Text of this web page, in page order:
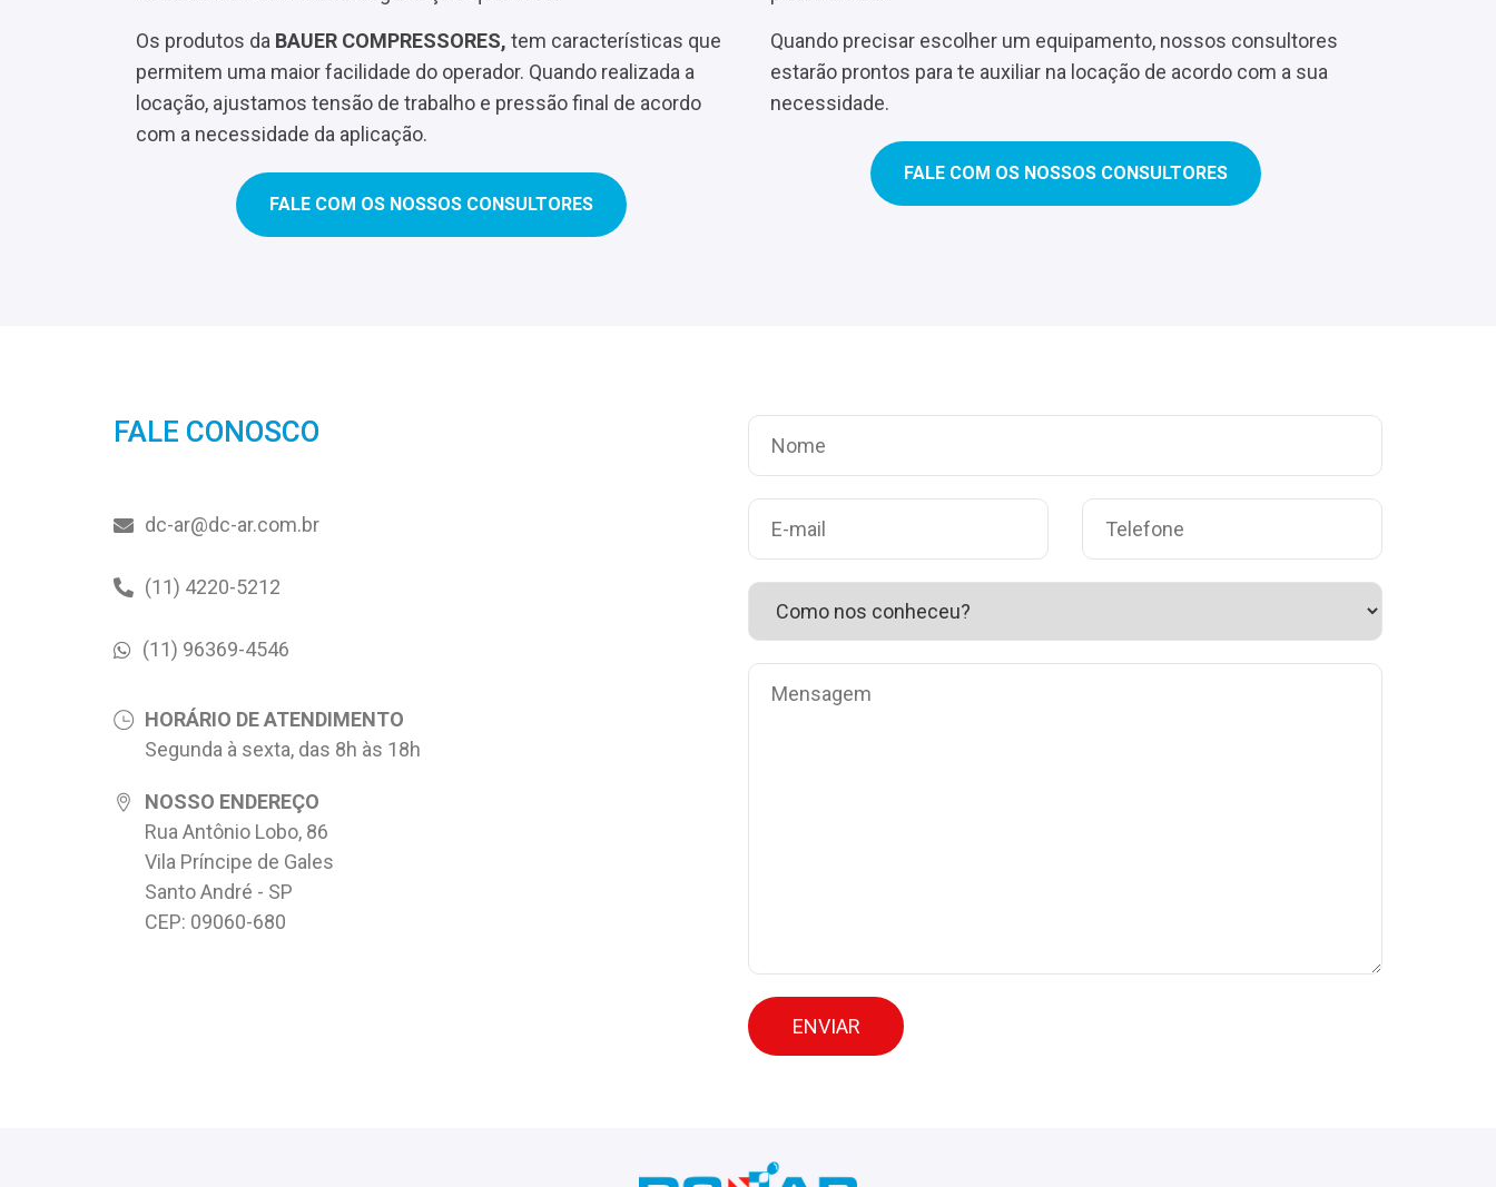
Os produtos da BAUER COMPRESSORES, tem características que
permitem uma maior facilidade do operador. Quando realizada a
locação, ajustamos tensão de trabalho e pressão final de acordo
com a necessidade da aplicação.
FALE COM OS NOSSOS CONSULTORES
Quando precisar escolher um equipamento, nossos consultores
estarão prontos para te auxiliar na locação de acordo com a sua
necessidade.
FALE COM OS NOSSOS CONSULTORES
FALE CONOSCO
dc-ar@dc-ar.com.br
(11) 4220-5212
(11) 96369-4546
HORÁRIO DE ATENDIMENTO
Segunda à sexta, das 8h às 18h
NOSSO ENDEREÇO
Rua Antônio Lobo, 86
Vila Príncipe de Gales
Santo André - SP
CEP: 09060-680